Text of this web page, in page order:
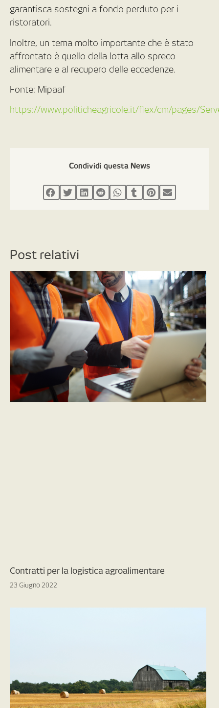
garantisca sostegni a fondo perduto per i
ristoratori.
Inoltre, un tema molto importante che è stato
affrontato è quello della lotta allo spreco
alimentare e al recupero delle eccedenze.
Fonte: Mipaaf
https://www.politicheagricole.it/flex/cm/pages/
Condividi questa News
Post relativi
Contratti per la logistica agroalimentare
23 Giugno 2022